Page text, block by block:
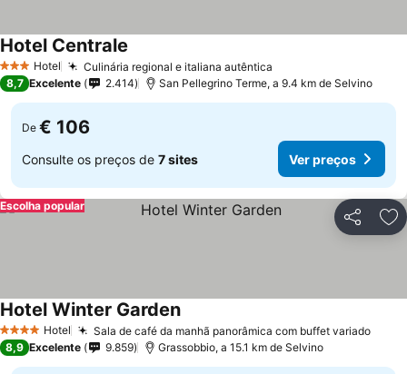
3 EstrelasHotel Culinária regional e italiana autêntica
Hotel Centrale
8,7 Excelente 2.414 San Pellegrino Terme, a 9.4 km de Selvino
De € 106
Consulte os preços de 7 sites Ver preços
Partilhar
Escolha popular
4 EstrelasHotel Sala de café da manhã panorâmica com buffet variado
Hotel Winter Garden
8,9 Excelente 9.859 Grassobbio, a 15.1 km de Selvino